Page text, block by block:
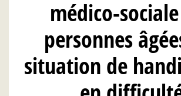
médico-
personnes
situation de